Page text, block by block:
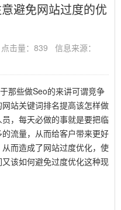
避免网站过度的优
击量：839 信息来源：
那些做Seo的来讲可谓竞争
站关键词排名提高该怎样做
，每天必做的事就是要把临
流量，从而给客户带来更好
而造成了网站过度优化，使
该如何避免过度优化这种现